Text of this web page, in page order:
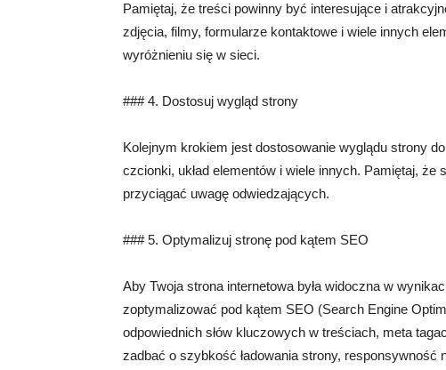
Pamiętaj, że treści powinny być interesujące i
zdjęcia, filmy, formularze kontaktowe i wiele innych
wyróżnieniu się w sieci.
### 4. Dostosuj wygląd strony
Kolejnym krokiem jest dostosowanie wyglądu strony
czcionki, układ elementów i wiele innych. Pamiętaj,
przyciągać uwagę odwiedzających.
### 5. Optymalizuj stronę pod kątem SEO
Aby Twoja strona internetowa była widoczna w
zoptymalizować pod kątem SEO (Search Engine
odpowiednich słów kluczowych w treściach, meta
zadbać o szybkość ładowania strony, responsywność